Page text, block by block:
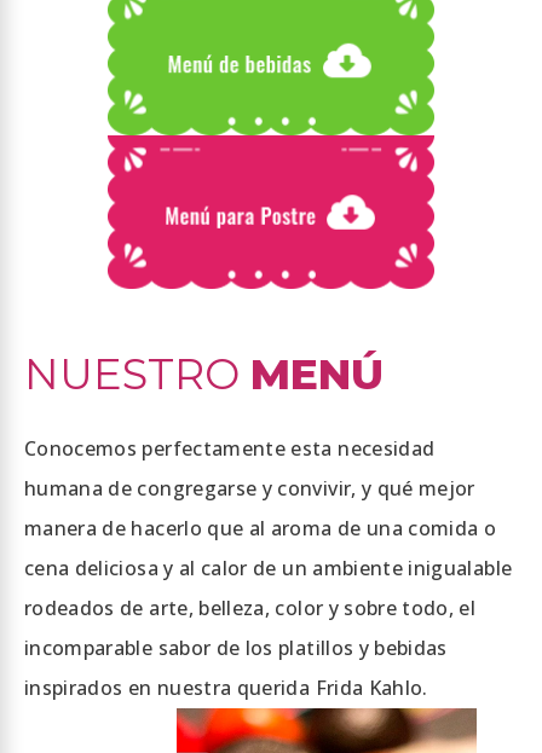
NUESTRO MENÚ
Conocemos perfectamente esta necesidad
humana de congregarse y convivir, y qué mejor
manera de hacerlo que al aroma de una comida o
cena deliciosa y al calor de un ambiente inigualable
rodeados de arte, belleza, color y sobre todo, el
incomparable sabor de los platillos y bebidas
inspirados en nuestra querida Frida Kahlo.